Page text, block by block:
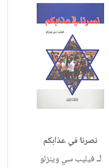
نصرنا في عذابكم
لـفيليب سي وينزلو